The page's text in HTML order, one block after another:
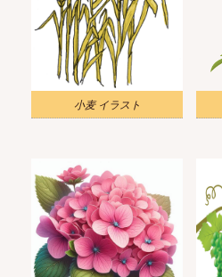
小麦 イラスト